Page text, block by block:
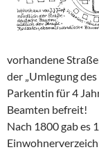
vorhandene
der „Umlegung
Parkentin für 4
Beamten befreit!
Nach 1800 gab es